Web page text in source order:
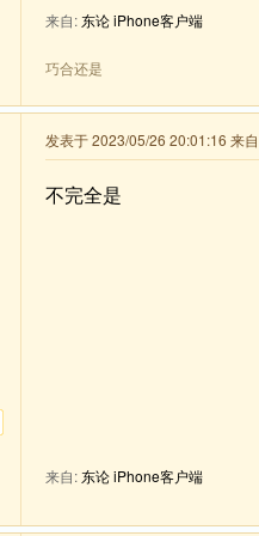
来自:东论 iPhone客户端
巧合还是
发表于 2023/05/26 20:01:16 来
不完全是
来自:东论 iPhone客户端